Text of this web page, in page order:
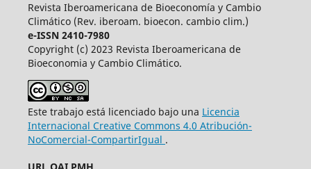
Revista Iberoamericana de Bioeconomía y Cambio
Climático (Rev. iberoam. bioecon. cambio clim.)
e-ISSN 2410-7980
Copyright (c) 2023 Revista Iberoamericana de
Bioeconomia y Cambio Climático.
Este trabajo está licenciado bajo una Licencia
Internacional Creative Commons 4.0 Atribución-
NoComercial-CompartirIgual .